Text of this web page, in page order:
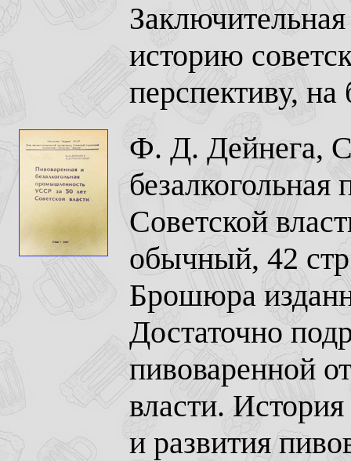
историю
перспективу,
Ф. Д. Дейнега,
Советской
обычный, 42
Брошюра
Достаточно
пивоваренной
власти.
и развития